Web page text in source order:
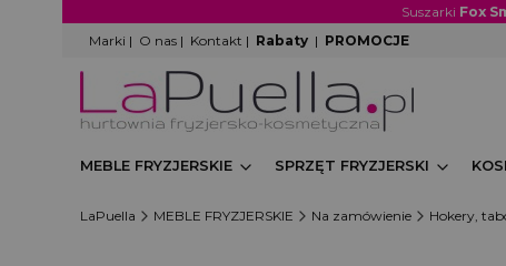
Suszarki Fox
Marki | O nas | Kontakt | Rabaty | PROMOCJE
MEBLE FRYZJERSKIE SPRZĘT FRYZJERSKI
LaPuella MEBLE FRYZJERSKIE Na zamówienie Hokery,